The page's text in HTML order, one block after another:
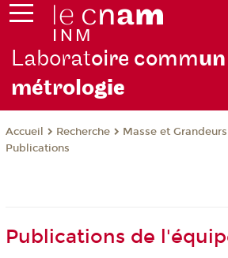
Laboratoire comm
métrologie
Accueil Recherche
Masse et
Publications
Publications de